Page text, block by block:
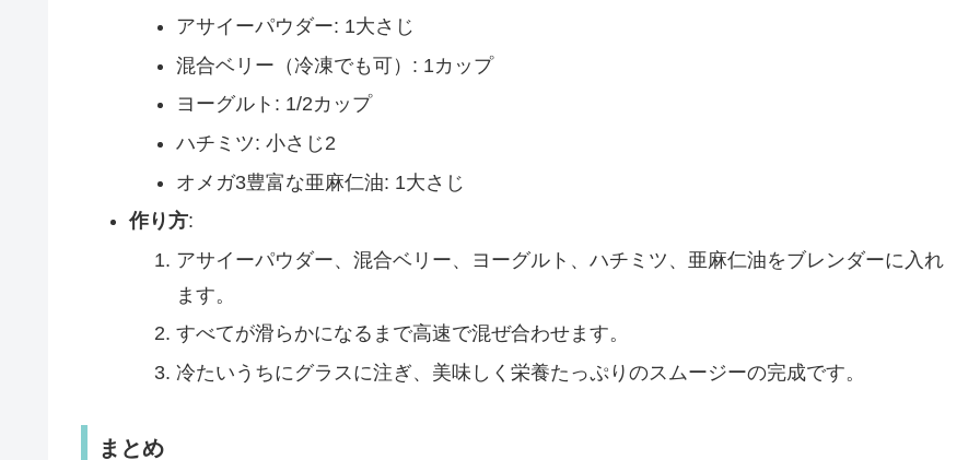
アサイーパウダー: 1大さじ
混合ベリー（冷凍でも可）: 1カップ
ヨーグルト: 1/2カップ
ハチミツ: 小さじ2
オメガ3豊富な亜麻仁油: 1大さじ
作り方:
アサイーパウダー、混合ベリー、ヨーグルト、ハチミツ、亜麻仁油をブレンダーに入れ
ます。
すべてが滑らかになるまで高速で混ぜ合わせます。
冷たいうちにグラスに注ぎ、美味しく栄養たっぷりのスムージーの完成です。
まとめ